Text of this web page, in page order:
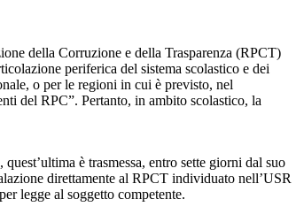
della Corruzione e della Trasparenza (RPCT)
periferica del sistema scolastico e dei
o per le regioni in cui è previsto, nel
del RPC”. Pertanto, in ambito scolastico, la
è trasmessa, entro sette giorni dal suo
direttamente al RPCT individuato nell’USR
legge al soggetto competente.